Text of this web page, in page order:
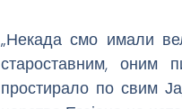
„Некада смо имали
староставним, оним
простирало по свим